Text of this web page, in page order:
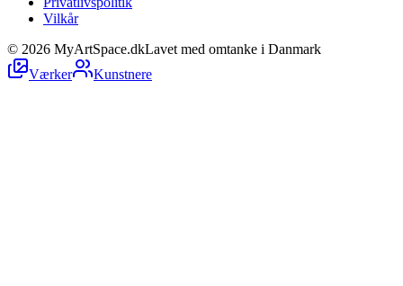
Vilkår
© 2026 MyArtSpace.dkLavet med omtanke i Danmark
Værker
Kunstnere